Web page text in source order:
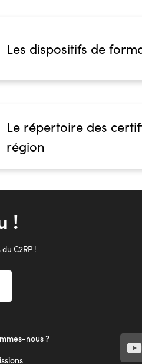
Les dispositifs de
Le répertoire des
région
!
C2RP !
nous ?